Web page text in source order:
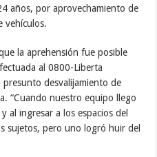
años, por aprovechamiento de
vehículos.
la aprehensión fue posible
al 0800-Liberta
desvalijamiento de
“Cuando nuestro equipo llego
al ingresar a los espacios del
sujetos, pero uno logró huir del